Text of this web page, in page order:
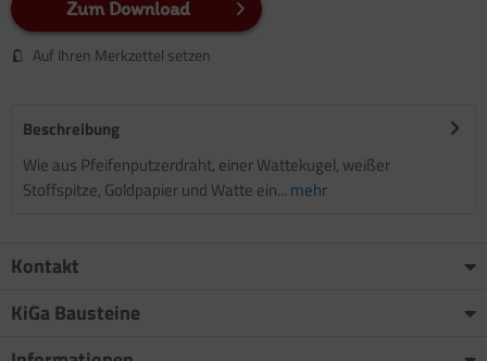
Zum Download
Auf Ihren Merkzettel setzen
Beschreibung
Wie aus Pfeifenputzerdraht, einer Wattekugel, weißer
Stoffspitze, Goldpapier und Watte ein... mehr
Kontakt
KiGa Bausteine